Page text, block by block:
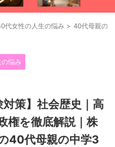
代女性の人生の悩み > 40代母親の
悩み
対策】社会歴史｜高
権を徹底解説｜株
40代母親の中学3